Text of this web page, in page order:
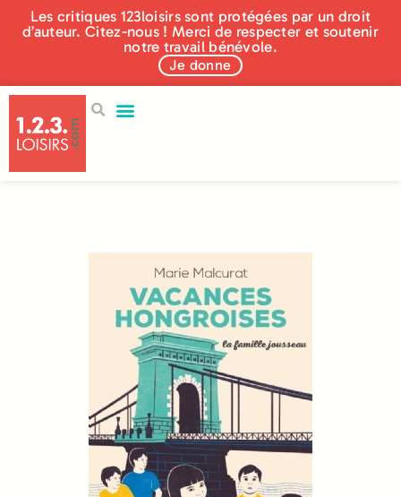
Les critiques 123loisirs sont protégées par un droit
d’auteur. Citez-nous ! Merci de respecter et soutenir
notre travail bénévole.
Je donne